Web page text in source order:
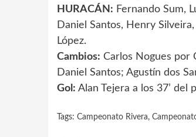
HURACÁN: Fernando Sum,
Daniel Santos, Henry
López.
Cambios: Carlos Nogues por
Daniel Santos; Agustín dos
Gol: Alan Tejera a los 37’ del
Tags: Campeonato Rivera,